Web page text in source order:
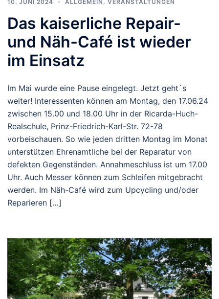
10. JUNI 2024 ALLGEMEIN VERANSTALTUNGEN
Das kaiserliche Repair-
und Näh-Café ist wieder
im Einsatz
Im Mai wurde eine Pause eingelegt. Jetzt geht´s
weiter! Interessenten können am Montag, den 17.06.24
zwischen 15.00 und 18.00 Uhr in der Ricarda-Huch-
Realschule, Prinz-Friedrich-Karl-Str. 72-78
vorbeischauen. So wie jeden dritten Montag im Monat
unterstützen Ehrenamtliche bei der Reparatur von
defekten Gegenständen. Annahmeschluss ist um 17.00
Uhr. Auch Messer können zum Schleifen mitgebracht
werden. Im Näh-Café wird zum Upcycling und/oder
Reparieren […]